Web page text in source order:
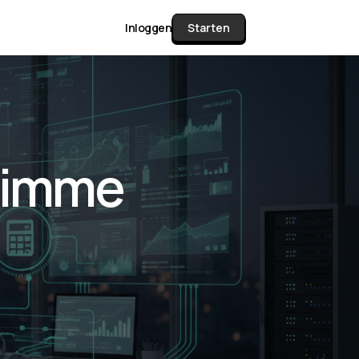
Matrix
alle pakketten en mogelijkheden
documenten verzamelen en facturen
tot controleren, boeken, bank
& klant dashboard.
Inloggen Starten